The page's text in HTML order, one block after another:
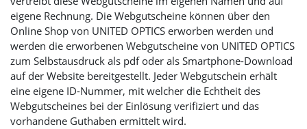
eigene Rechnung. Die Webgutscheine können über den
Online Shop von UNITED OPTICS erworben werden und
werden die erworbenen Webgutscheine von UNITED OPTICS
zum Selbstausdruck als pdf oder als Smartphone-Download
auf der Website bereitgestellt. Jeder Webgutschein erhält
eine eigene ID-Nummer, mit welcher die Echtheit des
Webgutscheines bei der Einlösung verifiziert und das
vorhandene Guthaben ermittelt wird.